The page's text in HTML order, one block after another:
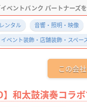
ンタル 音響・照明・映像
イベント装飾・店舗装飾・スペー
この会
】和太鼓演奏コラ